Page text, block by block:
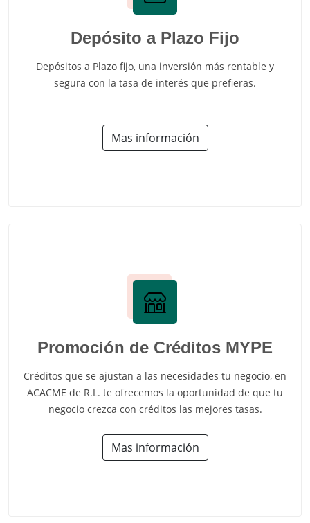
Depósito a Plazo Fijo
Depósitos a Plazo fijo, una inversión más rentable y
segura con la tasa de interés que prefieras.
Mas información
Promoción de Créditos MYPE
Créditos que se ajustan a las necesidades tu negocio, en
ACACME de R.L. te ofrecemos la oportunidad de que tu
negocio crezca con créditos las mejores tasas.
Mas información